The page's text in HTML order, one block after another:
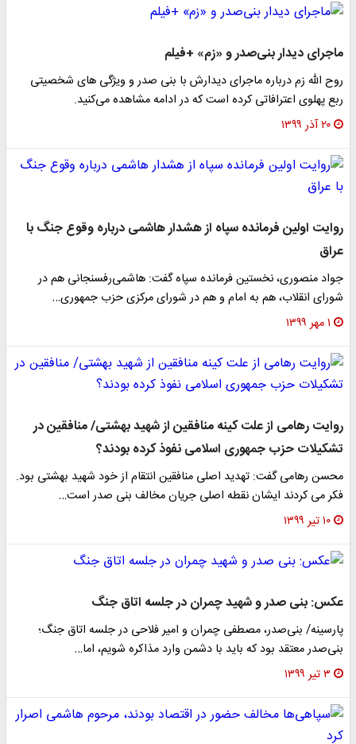
ماجرای دیدار بنی‌صدر و «زم» +فیلم
روح الله زم درباره ماجرای دیدارش با بنی صدر و ویژگی های شخصیتی
ربع پهلوی اعترافاتی کرده است که در ادامه مشاهده می‌کنید.
۲۰ آذر ۱۳۹۹
روایت اولین فرمانده سپاه از هشدار هاشمی درباره وقوع جنگ با
عراق
جواد منصوری، نخستین فرمانده سپاه گفت: هاشمی‌رفسنجانی هم در
شورای انقلاب، هم به امام و هم در شورای مرکزی حزب جمهوری…
۱ مهر ۱۳۹۹
روایت رهامی از علت کینه منافقین از شهید بهشتی/ منافقین در
تشکیلات حزب جمهوری اسلامی نفوذ کرده بودند؟
محسن رهامی گفت: تهدید اصلی منافقین انتقام از خود شهید بهشتی بود.
فکر می کردند ایشان نقطه اصلی جریان مخالف بنی صدر است…
۱۰ تیر ۱۳۹۹
عکس: بنی صدر و شهید چمران در جلسه اتاق جنگ
پارسینه/ بنی‌صدر، مصطفی چمران و امیر فلاحی در جلسه اتاق جنگ؛
بنی‌صدر معتقد بود که باید با دشمن وارد مذاکره شویم، اما…
۳ تیر ۱۳۹۹